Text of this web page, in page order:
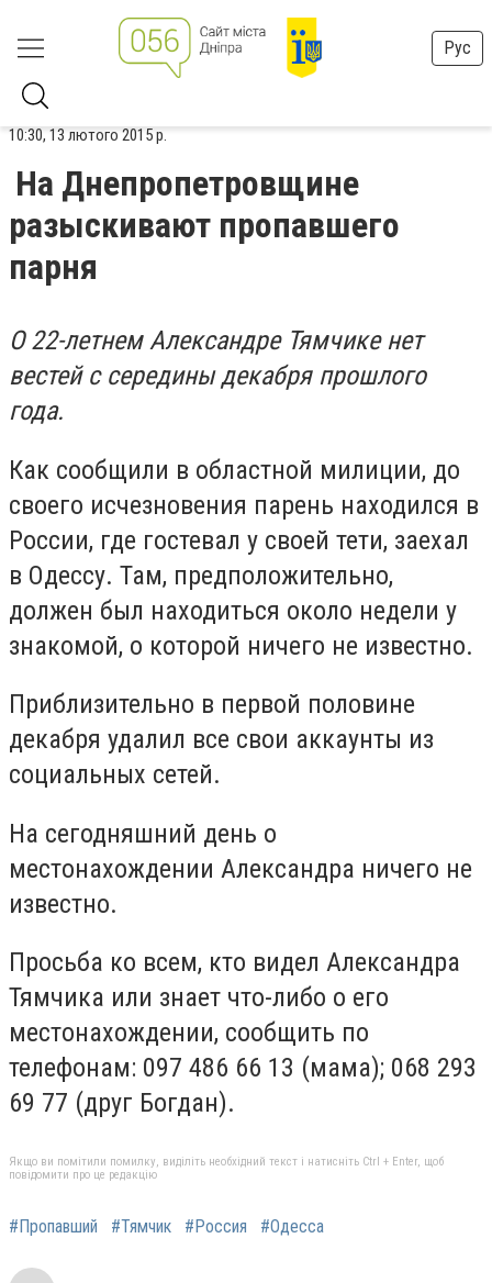
Рус
10:30, 13 лютого 2015 р.
На Днепропетровщине
разыскивают пропавшего
парня
О 22-летнем Александре Тямчике нет
вестей с середины декабря прошлого
года.
Как сообщили в областной милиции, до
своего исчезновения парень находился в
России, где гостевал у своей тети, заехал
в Одессу. Там, предположительно,
должен был находиться около недели у
знакомой, о которой ничего не известно.
Приблизительно в первой половине
декабря удалил все свои аккаунты из
социальных сетей.
На сегодняшний день о
местонахождении Александра ничего не
известно.
Просьба ко всем, кто видел Александра
Тямчика или знает что-либо о его
местонахождении, сообщить по
телефонам: 097 486 66 13 (мама); 068 293
69 77 (друг Богдан).
Якщо ви помітили помилку, виділіть необхідний текст і натисніть Ctrl + Enter, щоб
повідомити про це редакцію
#Пропавший #Тямчик #Россия #Одесса